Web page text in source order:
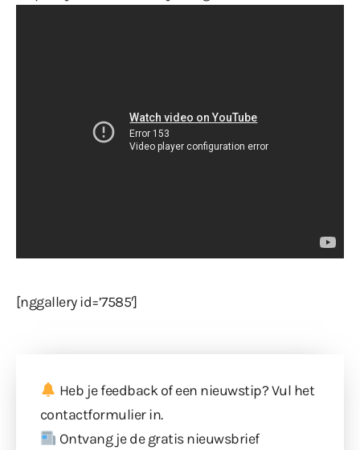
[nggallery id=’7585′]
Heb je feedback of een nieuwstip? Vul het
contactformulierin.
Ontvang je de gratis nieuwsbrief